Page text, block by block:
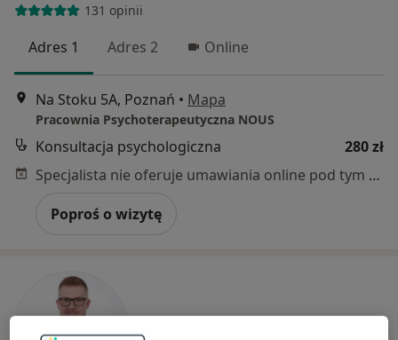
131 opinii
Adres 1 Adres 2 Online
Na Stoku 5A, Poznań • Mapa
Pracownia Psychoterapeutyczna NOUS
Konsultacja psychologiczna
280 zł
Specjalista nie oferuje umawiania online pod tym adresem.
Poproś o wizytę